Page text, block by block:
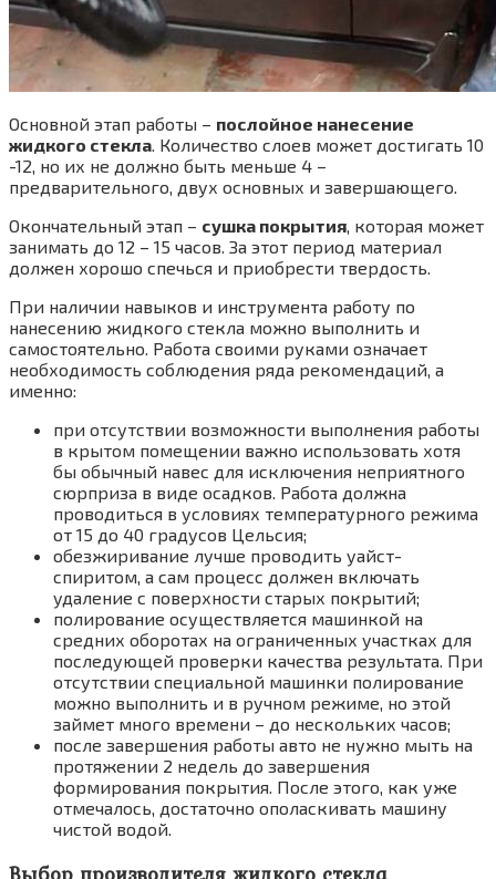
Основной этап работы – послойное нанесение
жидкого стекла . Количество слоев может достигать 10
-12, но их не должно быть меньше 4 –
предварительного, двух основных и завершающего.
Окончательный этап – сушка покрытия , которая может
занимать до 12 – 15 часов. За этот период материал
должен хорошо спечься и приобрести твердость.
При наличии навыков и инструмента работу по
нанесению жидкого стекла можно выполнить и
самостоятельно. Работа своими руками означает
необходимость соблюдения ряда рекомендаций, а
именно:
при отсутствии возможности выполнения работы
в крытом помещении важно использовать хотя
бы обычный навес для исключения неприятного
сюрприза в виде осадков. Работа должна
проводиться в условиях температурного режима
от 15 до 40 градусов Цельсия;
обезжиривание лучше проводить уайст-
спиритом, а сам процесс должен включать
удаление с поверхности старых покрытий;
полирование осуществляется машинкой на
средних оборотах на ограниченных участках для
последующей проверки качества результата. При
отсутствии специальной машинки полирование
можно выполнить и в ручном режиме, но этой
займет много времени – до нескольких часов;
после завершения работы авто не нужно мыть на
протяжении 2 недель до завершения
формирования покрытия. После этого, как уже
отмечалось, достаточно ополаскивать машину
чистой водой.